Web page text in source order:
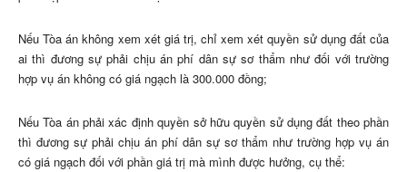
Nếu Tòa án không xem xét giá trị, chỉ xem xét quyền sử dụng đất của
ai thì đương sự phải chịu án phí dân sự sơ thẩm như đối với trường
hợp vụ án không có giá ngạch là 300.000 đồng;
Nếu Tòa án phải xác định quyền sở hữu quyền sử dụng đất theo phần
thì đương sự phải chịu án phí dân sự sơ thẩm như trường hợp vụ án
có giá ngạch đối với phần giá trị mà mình được hưởng, cụ thể: